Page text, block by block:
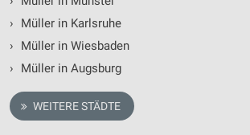
›
Müller in Karlsruhe
›
Müller in Wiesbaden
›
Müller in Augsburg
WEITERE STÄDTE
Funktional